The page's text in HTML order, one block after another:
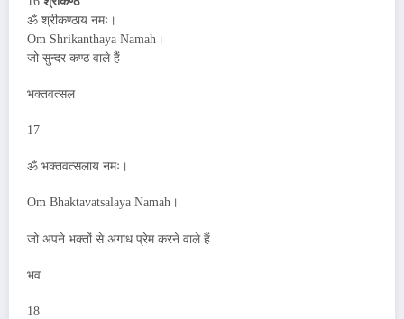
ॐ श्रीकण्ठाय नमः।
Om Shrikanthaya Namah।
जो सुन्दर कण्ठ वाले हैं
भक्तवत्सल
17
ॐ भक्तवत्सलाय नमः।
Om Bhaktavatsalaya Namah।
जो अपने भक्तों से अगाध प्रेम करने वाले हैं
भव
18